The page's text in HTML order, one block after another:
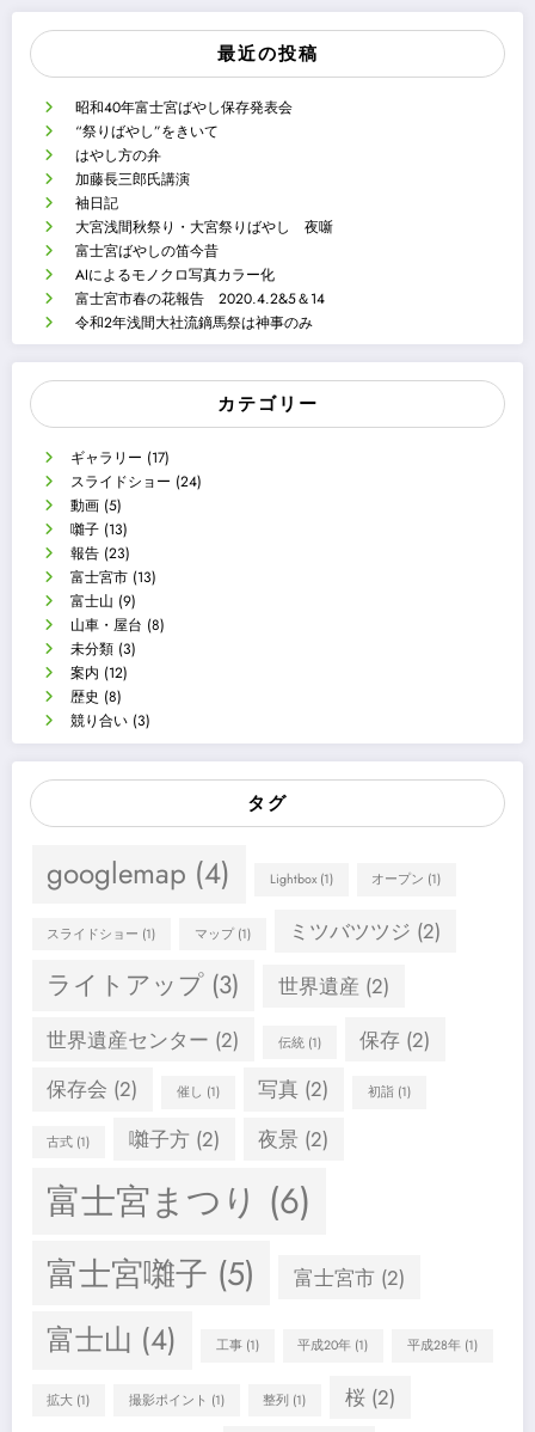
最近の投稿
昭和40年富士宮ばやし保存発表会
“祭りばやし”をきいて
はやし方の弁
加藤長三郎氏講演
袖日記
大宮浅間秋祭り・大宮祭りばやし 夜噺
富士宮ばやしの笛今昔
AIによるモノクロ写真カラー化
富士宮市春の花報告 2020.4.2&5＆14
令和2年浅間大社流鏑馬祭は神事のみ
カテゴリー
ギャラリー (17)
スライドショー (24)
動画 (5)
囃子 (13)
報告 (23)
富士宮市 (13)
富士山 (9)
山車・屋台 (8)
未分類 (3)
案内 (12)
歴史 (8)
競り合い (3)
タグ
googlemap (4) Lightbox(1) オープン (1)
スライドショー (1) マップ(1) ミツバツツジ (2)
ライトアップ (3) 世界遺産 (2)
世界遺産センター (2) 伝統(1) 保存 (2)
保存会 (2) 催し (1) 写真 (2) 初詣(1)
古式 (1) 囃子方(2) 夜景 (2)
富士宮まつり (6)
富士宮囃子 (5) 富士宮市(2)
富士山 (4) 工事(1) 平成20年 (1) 平成28年(1)
拡大 (1) 撮影ポイント (1) 整列 (1) 桜(2)